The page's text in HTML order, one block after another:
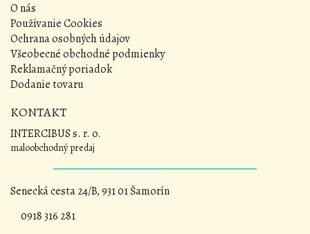
O nás
Používanie Cookies
Ochrana osobných údajov
Všeobecné obchodné podmienky
Reklamačný poriadok
Dodanie tovaru
KONTAKT
INTERCIBUS s. r. o.
maloobchodný predaj
Senecká cesta 24/B, 931 01 Šamorín
0918 316 281